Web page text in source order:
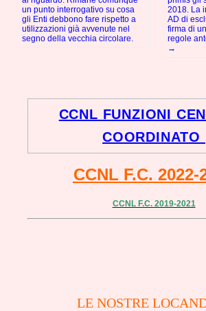
un punto interrogativo su cosa
gli Enti debbono fare rispetto a
utilizzazioni già avvenute nel
segno della vecchia circolare.
2018. La
AD di
firma di
regole
→
CCNL FUNZIONI
COORDINATO
CCNL F.C. 2022-
CCNL F.C. 2019-2021
LE NOSTRE